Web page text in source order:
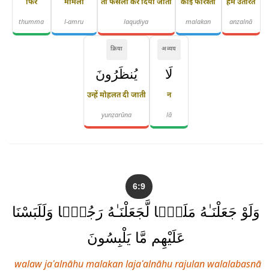
हम उतारते
anzalnā
कोई फरिश्ता
malakan
तो फैसला कर दिया जाता
laquḍiya
मामला
l-amru
फिर
thumma
अव्यय
لَا
न
lā
क्रिया
يُنظَرُونَ
उन्हें मोहलत दी जाती
yunẓarūna
6:9
وَلَوْ جَعَلْنَـٰهُ مَلَكًۭا لَّجَعَلْنَـٰهُ رَجُلًۭا وَلَلَبَسْنَا
عَلَيْهِم مَّا يَلْبِسُونَ
walaw jaʿalnāhu malakan lajaʿalnāhu rajulan walalabasnā